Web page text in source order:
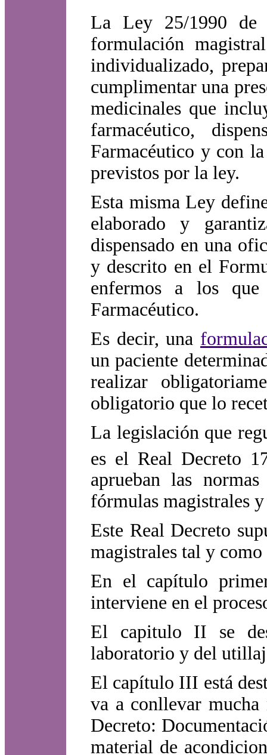
La Ley 25/1990 de
formulación
individualizado,
cumplimentar una
medicinales que
farmacéutico,
Farmacéutico y con
previstos por la ley.
Esta misma Ley
elaborado y
dispensado en una
y descrito en el
enfermos a los
Farmacéutico.
Es decir, una
un paciente
realizar
obligatorio que lo
La legislación que
es el Real Decreto
aprueban las
fórmulas magistrales
Este Real Decreto
magistrales tal y como
En el capítulo
interviene en el
El capitulo II se
laboratorio y del
El capítulo III está
va a conllevar mucha
Decreto:
material de